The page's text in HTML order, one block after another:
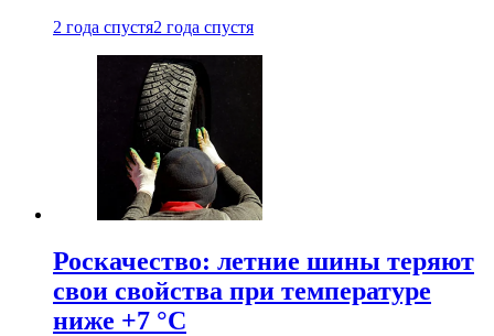
2 года спустя2 года спустя
Роскачество: летние шины теряют
свои свойства при температуре
ниже +7 °C